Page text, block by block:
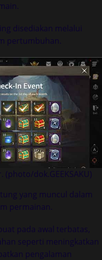
disediakan melalui
pertumbuhan.
dok.GEEKSAKU)
yang muncul dalam
permainan.
pada awal terbatas,
seperti meningkatkan
pengalaman